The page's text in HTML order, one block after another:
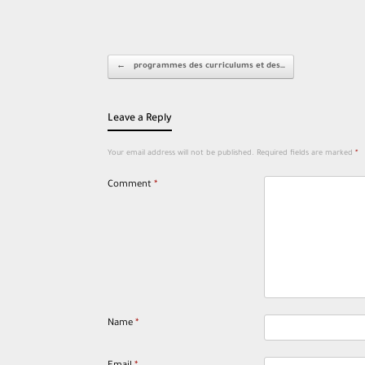
Post navigation
← programmes des curriculums et des…
Leave a Reply
Your email address will not be published. Required fields are marked *
Comment *
Name *